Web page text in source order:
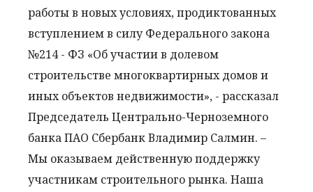
работы в новых условиях, продиктованных
вступлением в силу Федерального закона
№214 - ФЗ «Об участии в долевом
строительстве многоквартирных домов и
иных объектов недвижимости», - рассказал
Председатель Центрально-Черноземного
банка ПАО Сбербанк Владимир Салмин. –
Мы оказываем действенную поддержку
участникам строительного рынка. Наша